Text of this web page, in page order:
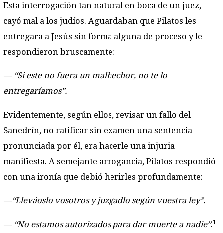
Esta interrogación tan natural en boca de un juez,
cayó mal a los judíos. Aguardaban que Pilatos les
entregara a Jesús sin forma alguna de proceso y le
respondieron bruscamente:
— “Si este no fuera un malhechor, no te lo
entregaríamos”.
Evidentemente, según ellos, revisar un fallo del
Sanedrín, no ratificar sin examen una sentencia
pronunciada por él, era hacerle una injuria
manifiesta. A semejante arrogancia, Pilatos respondió
con una ironía que debió herirles profundamente:
—“Lleváoslo vosotros y juzgadlo según vuestra ley”.
— “No estamos autorizados para dar muerte a nadie”.1